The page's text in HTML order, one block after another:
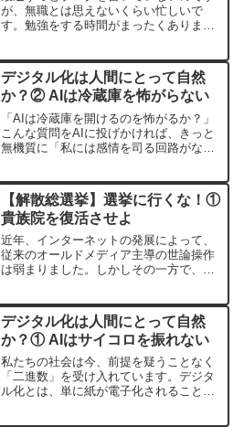
が、無職とは思えないくらい忙しいで
す。勉強をする時間がまったくありませ
たぶん受けます。
デジタル化は人間にとって自然
か？② AIは冷蔵庫を怖がらない
「AIは冷蔵庫を開けるのを怖がるか？」
こんな質問をAIに投げかければ、きっと
無機質に「私には感情を司る回路がない
はそんなことを聞いているわけではあり
ません。冷蔵庫という...
【解散総選挙】選挙に行くな！①
貴族院を復活させよ
近年、インターネットの発展によって、
従来のオールドメディア主導の世論操作
は弱まりました。しかしその一方で、ネ
としてこれまで以上に「感情の政治」へ
と傾いているように見えま...
デジタル化は人間にとって自然
か？① AIはサイコロを振れない
私たちの社会は今、前提を疑うことなく
「二進数」を受け入れています。デジタ
ル化とは、単に紙が電子化されることで